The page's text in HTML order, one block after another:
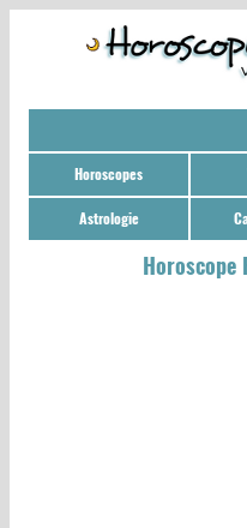
Horoscopes
Astrologie
Horoscope